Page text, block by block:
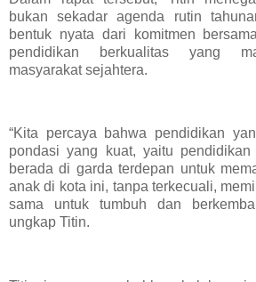
bukan sekadar agenda rutin
bentuk nyata dari komitmen
pendidikan berkualitas yang
masyarakat sejahtera.
“Kita percaya bahwa pendidikan
pondasi yang kuat, yaitu
berada di garda terdepan untuk
anak di kota ini, tanpa terkecuali,
sama untuk tumbuh dan
ungkap Titin.